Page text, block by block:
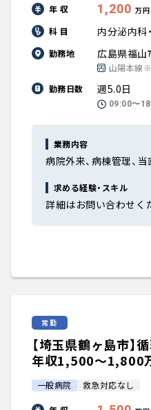
年 収 1,200 万円
科 目 内分泌内科
勤務地 広島県福山
山陽本線
勤務日数
週5.0日
09:00〜
業務内容
病院外来、病棟管理、
求める経験・スキル
詳細はお問い合わせく
常勤
【埼玉県鶴ヶ島市】
年収1,500〜1,800
一般病院 救急対応なし